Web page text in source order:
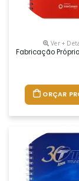
Ver +
Fabricação
ORÇAR